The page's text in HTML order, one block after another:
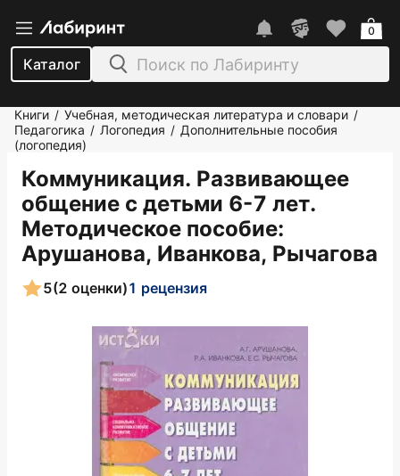
Каталог
0
Книги / Учебная, методическая литература и словари /
Педагогика / Логопедия / Дополнительные пособия
(логопедия)
Коммуникация. Развивающее
общение с детьми 6-7 лет.
Методическое пособие:
Арушанова, Иванкова, Рычагова
5(2 оценки)1 рецензия